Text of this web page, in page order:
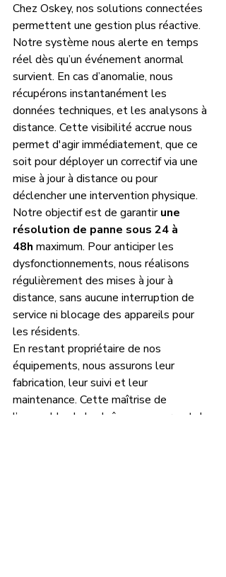
Chez Oskey, nos solutions connectées
permettent une gestion plus réactive.
Notre système nous alerte en temps
réel dès qu’un événement anormal
survient. En cas d’anomalie, nous
récupérons instantanément les
données techniques, et les analysons à
distance. Cette visibilité accrue nous
permet d'agir immédiatement, que ce
soit pour déployer un correctif via une
mise à jour à distance ou pour
déclencher une intervention physique.
Notre objectif est de garantir une
résolution de panne sous 24 à
48h maximum. Pour anticiper les
dysfonctionnements, nous réalisons
régulièrement des mises à jour à
distance, sans aucune interruption de
service ni blocage des appareils pour
les résidents.
En restant propriétaire de nos
équipements, nous assurons leur
fabrication, leur suivi et leur
maintenance. Cette maîtrise de
l’ensemble de la chaîne nous permet de